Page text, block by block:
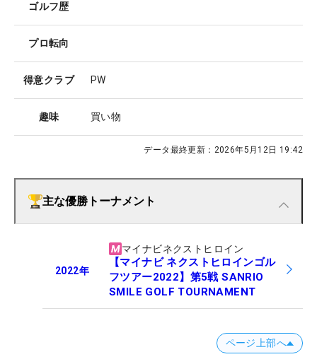
ゴルフ歴
プロ転向
得意クラブ PW
趣味 買い物
データ最終更新： 2026年5月12日 19:42
主な優勝トーナメント
2022年
マイナビネクストヒロイン
【マイナビ ネクストヒロインゴル
フツアー2022】第5戦 SANRIO
SMILE GOLF TOURNAMENT
ページ上部へ